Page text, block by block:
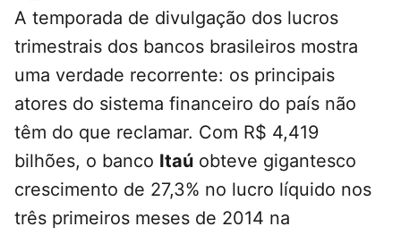
A temporada de divulgação dos lucros
trimestrais dos bancos brasileiros mostra
uma verdade recorrente: os principais
atores do sistema financeiro do país não
têm do que reclamar. Com R$ 4,419
bilhões, o banco Itaú obteve gigantesco
crescimento de 27,3% no lucro líquido nos
três primeiros meses de 2014 na